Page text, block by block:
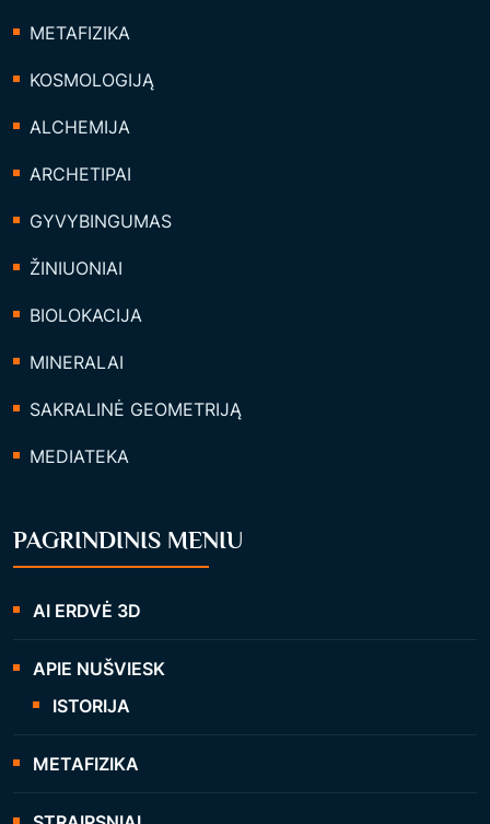
METAFIZIKA
KOSMOLOGIJĄ
ALCHEMIJA
ARCHETIPAI
GYVYBINGUMAS
ŽINIUONIAI
BIOLOKACIJA
MINERALAI
SAKRALINĖ GEOMETRIJĄ
MEDIATEKA
PAGRINDINIS MENIU
AI ERDVĖ 3D
APIE NUŠVIESK
ISTORIJA
METAFIZIKA